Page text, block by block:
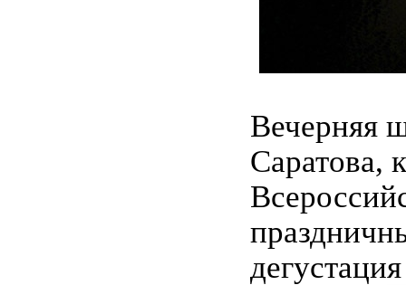
Вечерняя
Саратова,